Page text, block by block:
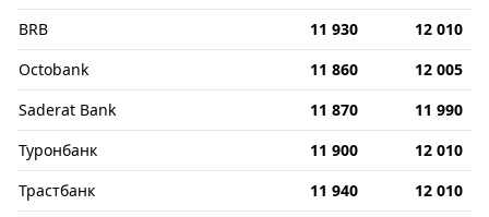
BRB
11 930
12 010
Octobank
11 860
12 005
Saderat Bank
11 870
11 990
Туронбанк
11 900
12 010
Трастбанк
11 940
12 010